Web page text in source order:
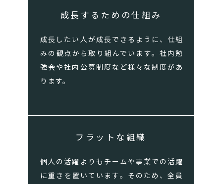
成長するための仕組み
成長したい人が成長できるように、仕組
みの観点から取り組んでいます。社内勉
強会や社内公募制度など様々な制度があ
ります。
フラットな組織
個人の活躍よりもチームや事業での活躍
に重きを置いています。そのため、全員